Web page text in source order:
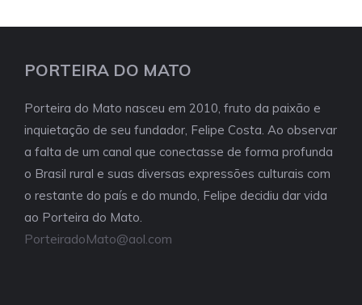
PORTEIRA DO MATO
Porteira do Mato nasceu em 2010, fruto da paixão e
inquietação de seu fundador, Felipe Costa. Ao observar
a falta de um canal que conectasse de forma profunda
o Brasil rural e suas diversas expressões culturais com
o restante do país e do mundo, Felipe decidiu dar vida
ao Porteira do Mato.
PorteiradoMato@aol.com